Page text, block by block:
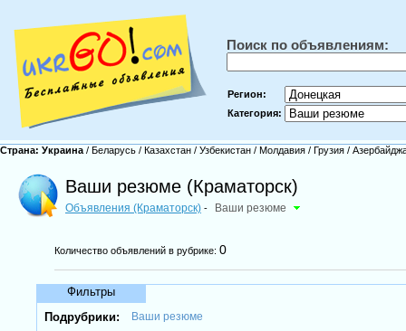
Поиск по объявлениям:
Регион:
Категория:
Страна: Украина / Беларусь / Казахстан / Узбекистан / Молдавия / Грузия /
Ваши резюме (Краматорск)
Объявления (Краматорск) - Ваши резюме
Количество объявлений в рубрике: 0
Фильтры
Подрубрики:
Ваши резюме